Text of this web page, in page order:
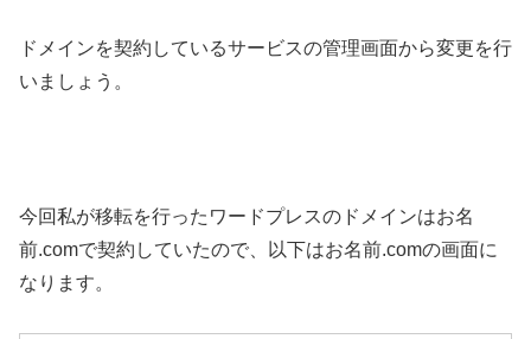
ドメインを契約しているサービスの管理画面から変更を行
いましょう。
今回私が移転を行ったワードプレスのドメインはお名
前.comで契約していたので、以下はお名前.comの画面に
なります。